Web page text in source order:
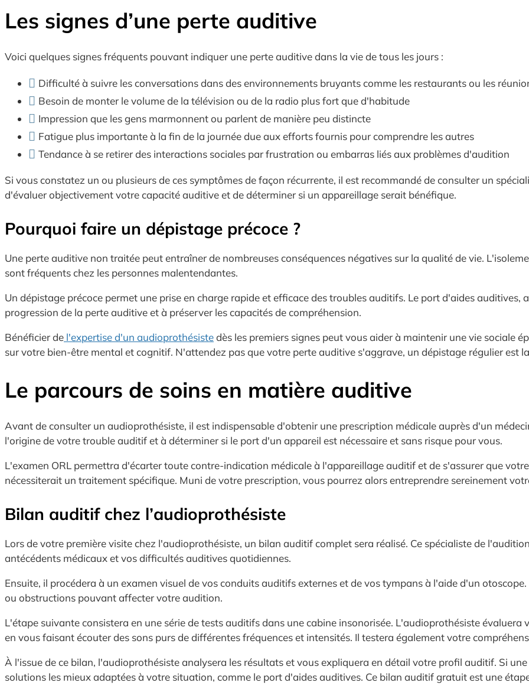
Les signes d’une perte auditive
Voici quelques signes fréquents pouvant indiquer une perte auditive dans la vie de tous les jours :
Difficulté à suivre les conversations dans des environnements bruyants comme les restaurants ou les
Besoin de monter le volume de la télévision ou de la radio plus fort que d'habitude
Impression que les gens marmonnent ou parlent de manière peu distincte
Fatigue plus importante à la fin de la journée due aux efforts fournis pour comprendre les autres
Tendance à se retirer des interactions sociales par frustration ou embarras liés aux problèmes d'audition
Si vous constatez un ou plusieurs de ces symptômes de façon récurrente, il est recommandé de consulter un
d'évaluer objectivement votre capacité auditive et de déterminer si un appareillage serait bénéfique.
Pourquoi faire un dépistage précoce ?
Une perte auditive non traitée peut entraîner de nombreuses conséquences négatives sur la qualité de vie.
sont fréquents chez les personnes malentendantes.
Un dépistage précoce permet une prise en charge rapide et efficace des troubles auditifs. Le port d'aides auditives,
progression de la perte auditive et à préserver les capacités de compréhension.
Bénéficier de l'expertise d'un audioprothésistedès les premiers signes peut vous aider à maintenir une vie sociale
sur votre bien-être mental et cognitif. N'attendez pas que votre perte auditive s'aggrave, un dépistage régulier est
Le parcours de soins en matière auditive
Avant de consulter un audioprothésiste, il est indispensable d'obtenir une prescription médicale auprès d'un
l'origine de votre trouble auditif et à déterminer si le port d'un appareil est nécessaire et sans risque pour vous.
L'examen ORL permettra d'écarter toute contre-indication médicale à l'appareillage auditif et de s'assurer que
nécessiterait un traitement spécifique. Muni de votre prescription, vous pourrez alors entreprendre sereinement
Bilan auditif chez l’audioprothésiste
Lors de votre première visite chez l'audioprothésiste, un bilan auditif complet sera réalisé. Ce spécialiste de
antécédents médicaux et vos difficultés auditives quotidiennes.
Ensuite, il procédera à un examen visuel de vos conduits auditifs externes et de vos tympans à l'aide d'un
ou obstructions pouvant affecter votre audition.
L'étape suivante consistera en une série de tests auditifs dans une cabine insonorisée. L'audioprothésiste
en vous faisant écouter des sons purs de différentes fréquences et intensités. Il testera également votre
À l'issue de ce bilan, l'audioprothésiste analysera les résultats et vous expliquera en détail votre profil auditif. Si
solutions les mieux adaptées à votre situation, comme le port d'aides auditives. Ce bilan auditif gratuit est une